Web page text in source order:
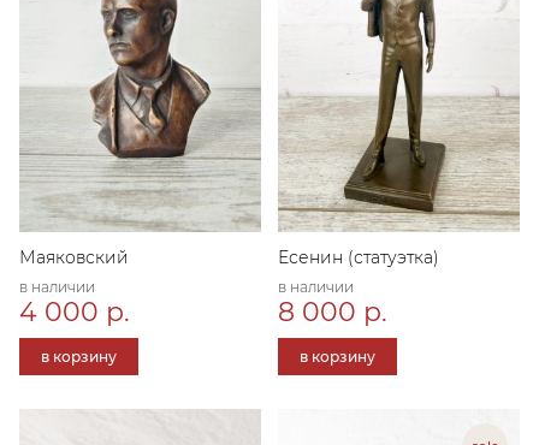
Маяковский
в наличии
4 000 р.
в корзину
Есенин (статуэтка)
в наличии
8 000 р.
в корзину